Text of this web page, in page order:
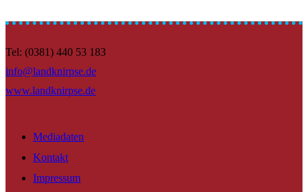
Tel: (0381) 440 53 183
info@landknirpse.de
www.landknirpse.de
Mediadaten
Kontakt
Impressum